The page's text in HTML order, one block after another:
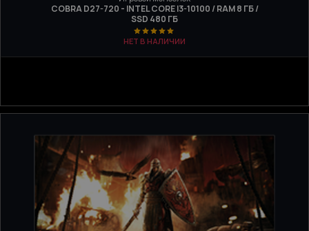
COBRA D27-720 - INTEL CORE I3-10100 / RAM 8 ГБ /
SSD 480 ГБ
НЕТ В НАЛИЧИИ